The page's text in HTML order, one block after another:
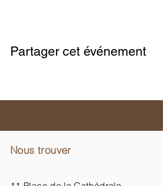
Partager cet événement
Nous trouver